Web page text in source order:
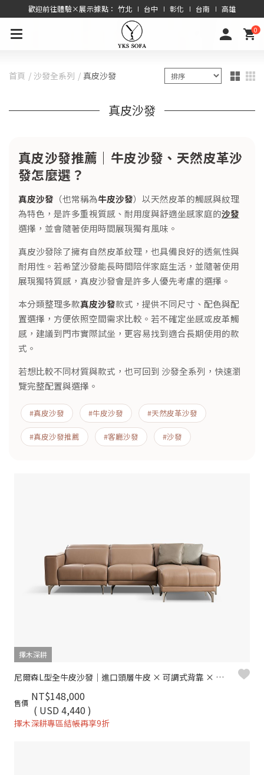
歡迎前往體驗×展示據點： 竹北 ∣ 台中 ∣ 彰化 ∣ 台南 ∣ 高雄
0
首頁 沙發全系列 真皮沙發
真皮沙發
真皮沙發推薦｜牛皮沙發、天然皮革沙
發怎麼選？
真皮沙發 （也常稱為牛皮沙發）以天然皮革的觸感與紋理
為特色，是許多重視質感、耐用度與舒適坐感家庭的沙發
選擇，並會隨著使用時間展現獨有風味。
真皮沙發除了擁有自然皮革紋理，也具備良好的透氣性與
耐用性。若希望沙發能長時間陪伴家庭生活，並隨著使用
展現獨特質感，真皮沙發會是許多人優先考慮的選擇。
本分類整理多款真皮沙發款式，提供不同尺寸、配色與配
置選擇，方便依照空間需求比較。若不確定坐感或皮革觸
感，建議到門市實際試坐，更容易找到適合長期使用的款
式。
若想比較不同材質與款式，也可回到 沙發全系列 ，快速瀏
覽完整配置與選擇。
#真皮沙發 #牛皮沙發 #天然皮革沙發
#真皮沙發推薦 #客廳沙發 #沙發
擇木深耕
尼爾森L型全牛皮沙發｜進口頭層牛皮 × 可調式背靠 × 十年骨架保固 – 擇木深耕系列
售價 NT$148,000
( USD 4,440 )
擇木深耕專區結帳再享9折